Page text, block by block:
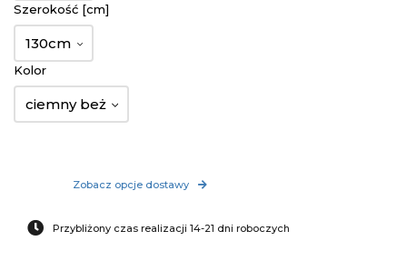
Szerokość [cm]
130cm
Kolor
ciemny beż
Zobacz opcje dostawy
Przybliżony czas realizacji 14-21 dni roboczych